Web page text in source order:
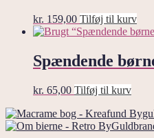
kr. 159,00 Tilføj til kurv
Spændende
kr. 65,00 Tilføj til kurv